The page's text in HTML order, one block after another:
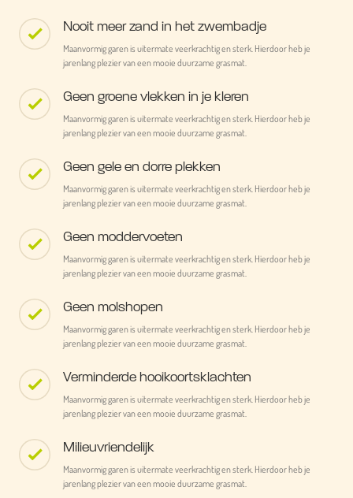
Nooit meer zand in het zwembadje
Maanvormig garen is uitermate veerkrachtig en sterk. Hierdoor heb je
jarenlang plezier van een mooie duurzame grasmat.
Geen groene vlekken in je kleren
Maanvormig garen is uitermate veerkrachtig en sterk. Hierdoor heb je
jarenlang plezier van een mooie duurzame grasmat.
Geen gele en dorre plekken
Maanvormig garen is uitermate veerkrachtig en sterk. Hierdoor heb je
jarenlang plezier van een mooie duurzame grasmat.
Geen moddervoeten
Maanvormig garen is uitermate veerkrachtig en sterk. Hierdoor heb je
jarenlang plezier van een mooie duurzame grasmat.
Geen molshopen
Maanvormig garen is uitermate veerkrachtig en sterk. Hierdoor heb je
jarenlang plezier van een mooie duurzame grasmat.
Verminderde hooikoortsklachten
Maanvormig garen is uitermate veerkrachtig en sterk. Hierdoor heb je
jarenlang plezier van een mooie duurzame grasmat.
Milieuvriendelijk
Maanvormig garen is uitermate veerkrachtig en sterk. Hierdoor heb je
jarenlang plezier van een mooie duurzame grasmat.